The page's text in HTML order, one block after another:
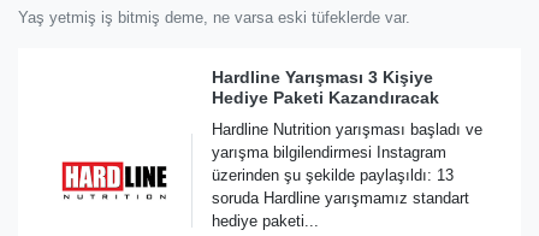
Yaş yetmiş iş bitmiş deme, ne varsa eski tüfeklerde var.
Hardline Yarışması 3 Kişiye
Hediye Paketi Kazandıracak
Hardline Nutrition yarışması başladı ve
yarışma bilgilendirmesi Instagram
üzerinden şu şekilde paylaşıldı: 13
soruda Hardline yarışmamız standart
hediye paketi...